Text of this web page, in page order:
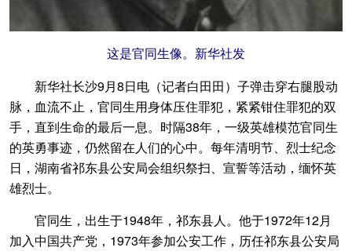
这是官同生像。新华社发
新华社长沙9月8日电（记者白田田）子弹击穿右腿股动
脉，血流不止，官同生用身体压住罪犯，紧紧钳住罪犯的双
手，直到生命的最后一息。时隔38年，一级英雄模范官同生
的英勇事迹，仍然留在人们的心中。每年清明节、烈士纪念
日，湖南省祁东县公安局会组织祭扫、宣誓等活动，缅怀英
雄烈士。
官同生，出生于1948年，祁东县人。他于1972年12月
加入中国共产党，1973年参加公安工作，历任祁东县公安局